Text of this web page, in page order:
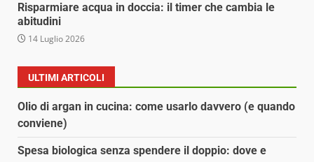
Risparmiare acqua in doccia: il timer che cambia le
abitudini
14 Luglio 2026
ULTIMI ARTICOLI
Olio di argan in cucina: come usarlo davvero (e quando
conviene)
Spesa biologica senza spendere il doppio: dove e